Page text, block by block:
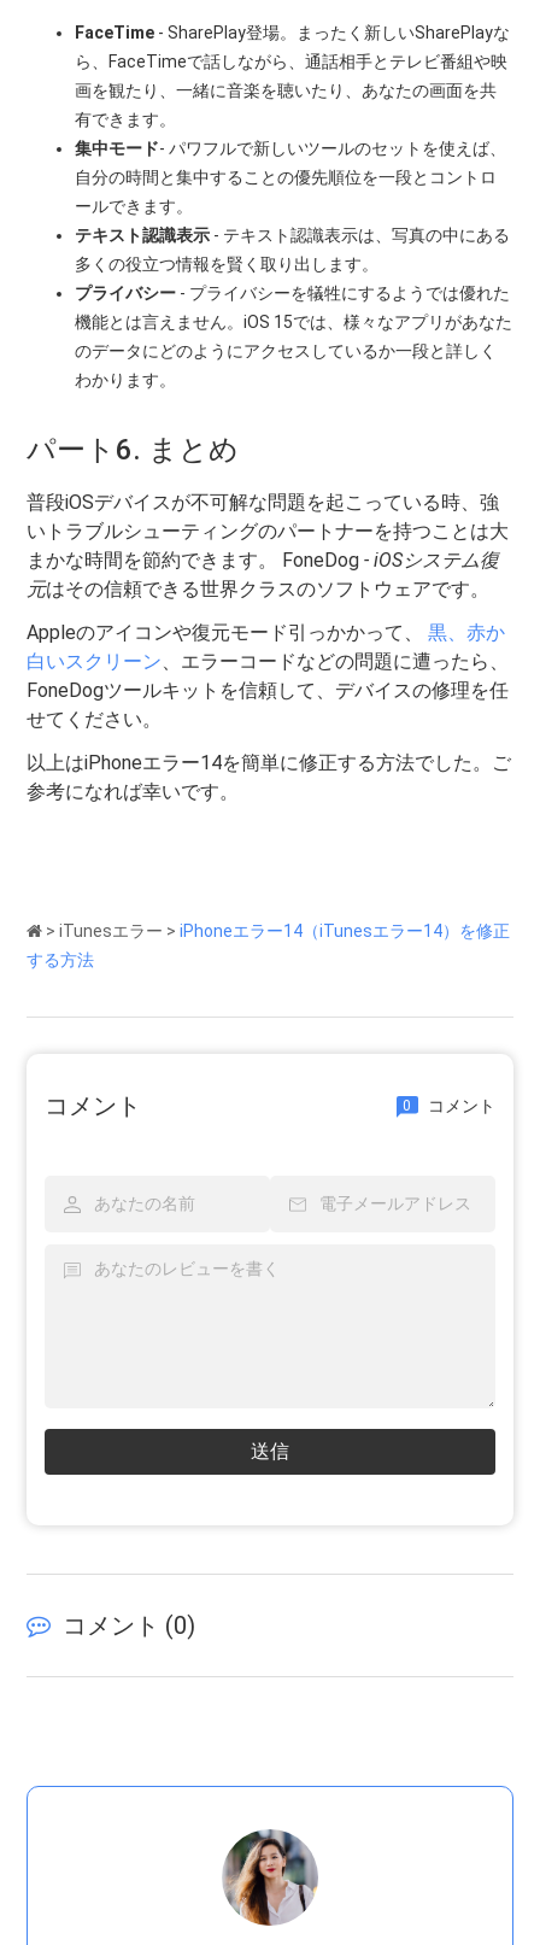
FaceTime - SharePlay登場。まったく新しいSharePlayな
ら、FaceTimeで話しながら、通話相手とテレビ番組や映
画を観たり、一緒に音楽を聴いたり、あなたの画面を共
有できます。
集中モード- パワフルで新しいツールのセットを使えば、
自分の時間と集中することの優先順位を一段とコントロ
ールできます。
テキスト認識表示 - テキスト認識表示は、写真の中にある
多くの役立つ情報を賢く取り出します。
プライバシー - プライバシーを犠牲にするようでは優れた
機能とは言えません。iOS 15では、様々なアプリがあなた
のデータにどのようにアクセスしているか一段と詳しく
わかります。
パート6. まとめ
普段iOSデバイスが不可解な問題を起こっている時、強
いトラブルシューティングのパートナーを持つことは大
まかな時間を節約できます。 FoneDog - iOSシステム復
元はその信頼できる世界クラスのソフトウェアです。
Appleのアイコンや復元モード引っかかって、
黒、赤か
白いスクリーン 、エラーコードなどの問題に遭ったら、
FoneDogツールキットを信頼して、デバイスの修理を任
せてください。
以上はiPhoneエラー14を簡単に修正する方法でした。ご
参考になれば幸いです。
>iTunesエラー >iPhoneエラー14（iTunesエラー14）を修正
する方法
コメント 0 コメント
送信
コメント (0)